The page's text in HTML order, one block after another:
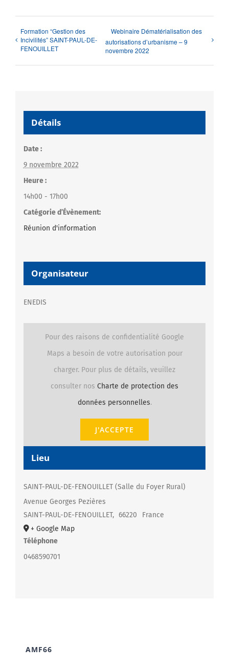
Formation “Gestion des
Incivilités” SAINT-PAUL-DE-
FENOUILLET
Webinaire Dématérialisation des
autorisations d’urbanisme – 9
novembre 2022
Détails
Date :
9 novembre 2022
Heure :
14h00 - 17h00
Catégorie d’Évènement:
Réunion d'information
Organisateur
ENEDIS
Lieu
SAINT-PAUL-DE-FENOUILLET (Salle du Foyer Rural)
Avenue Georges Pezières
SAINT-PAUL-DE-FENOUILLET, 66220
France
+ Google Map
Téléphone
0468590701
Pour des raisons de confidentialité Google
Maps a besoin de votre autorisation pour
charger. Pour plus de détails, veuillez
consulter nos Charte de protection des
données personnelles.
J'ACCEPTE
AMF66